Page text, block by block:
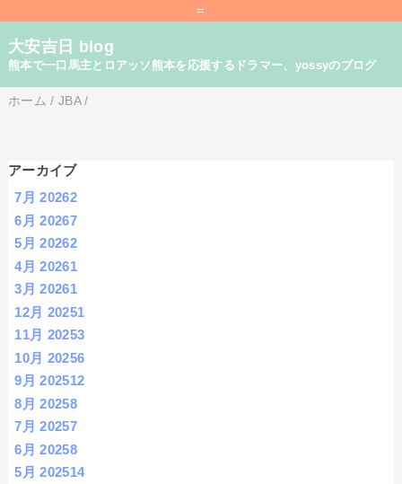
=
大安吉日 blog
熊本で一口馬主とロアッソ熊本を応援するドラマー、yossyのブログ
ホーム / JBA /
アーカイブ
7月 20262
6月 20267
5月 20262
4月 20261
3月 20261
12月 20251
11月 20253
10月 20256
9月 202512
8月 20258
7月 20257
6月 20258
5月 202514